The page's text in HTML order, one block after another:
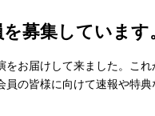
募集しています
お届けして来ました。こ
の皆様に向けて速報や特